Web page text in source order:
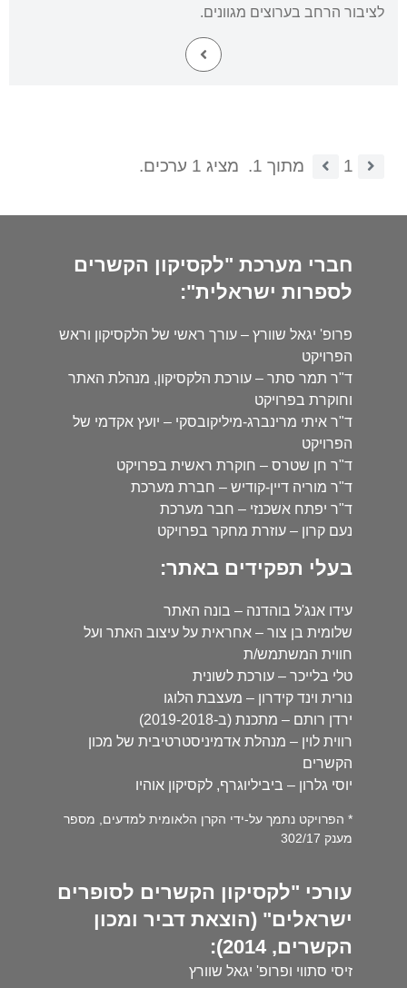
לציבור הרחב בערוצים מגוונים.
1 מתוך 1. מציג 1 ערכים.
חברי מערכת "לקסיקון הקשרים
לספרות ישראלית":
פרופ' יגאל שוורץ – עורך ראשי של הלקסיקון וראש
הפרויקט
ד"ר תמר סתר – עורכת הלקסיקון, מנהלת האתר
וחוקרת בפרויקט
ד"ר איתי מרינברג-מיליקובסקי – יועץ אקדמי של
הפרויקט
ד"ר חן שטרס – חוקרת ראשית בפרויקט
ד"ר מוריה דיין-קודיש – חברת מערכת
ד"ר יפתח אשכנזי – חבר מערכת
נעם קרון – עוזרת מחקר בפרויקט
בעלי תפקידים באתר:
עידו אנג'ל בוהדנה – בונה האתר
שלומית בן צור – אחראית על עיצוב האתר ועל
חווית המשתמש/ת
טלי בלייכר – עורכת לשונית
נורית וינד קידרון – מעצבת הלוגו
ירדן רותם – מתכנת (ב-2019-2018)
רווית לוין – מנהלת אדמיניסטרטיבית של מכון
הקשרים
יוסי גלרון – ביביליוגרף, לקסיקון אוהיו
* הפרויקט נתמך על-ידי הקרן הלאומית למדעים, מספר
מענק 302/17
עורכי "לקסיקון הקשרים לסופרים
ישראלים" (הוצאת דביר ומכון
הקשרים, 2014):
זיסי סתווי ופרופ' יגאל שוורץ